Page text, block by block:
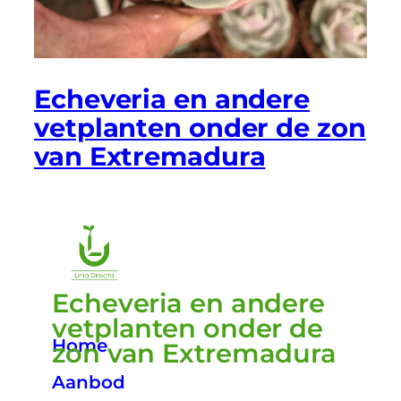
Echeveria en andere
vetplanten onder de zon
van Extremadura
Home
Aanbod
Echeveria en andere
vetplanten onder de
zon van Extremadura